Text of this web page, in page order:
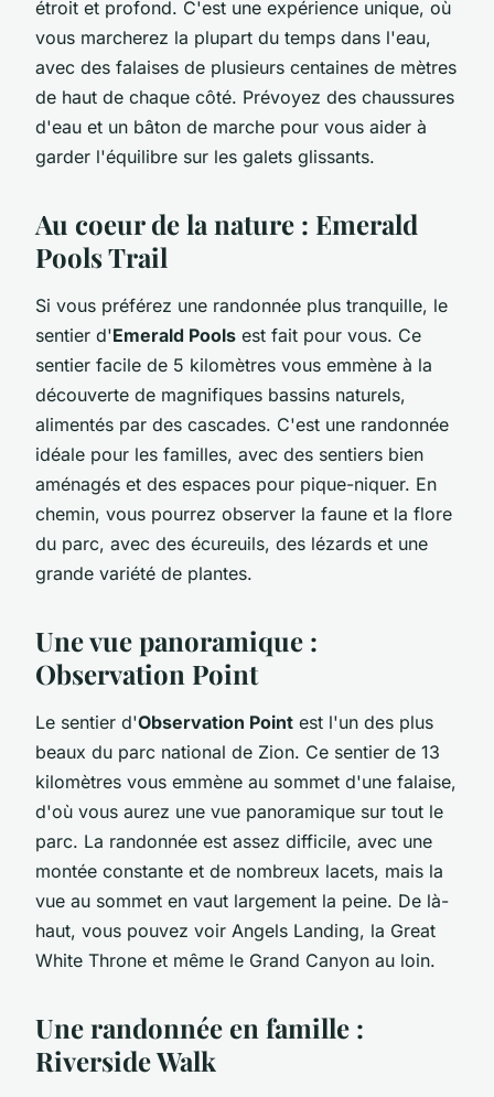
étroit et profond. C'est une expérience unique, où
vous marcherez la plupart du temps dans l'eau,
avec des falaises de plusieurs centaines de mètres
de haut de chaque côté. Prévoyez des chaussures
d'eau et un bâton de marche pour vous aider à
garder l'équilibre sur les galets glissants.
Au coeur de la nature : Emerald
Pools Trail
Si vous préférez une randonnée plus tranquille, le
sentier d'Emerald Pools est fait pour vous. Ce
sentier facile de 5 kilomètres vous emmène à la
découverte de magnifiques bassins naturels,
alimentés par des cascades. C'est une randonnée
idéale pour les familles, avec des sentiers bien
aménagés et des espaces pour pique-niquer. En
chemin, vous pourrez observer la faune et la flore
du parc, avec des écureuils, des lézards et une
grande variété de plantes.
Une vue panoramique :
Observation Point
Le sentier d'Observation Point est l'un des plus
beaux du parc national de Zion. Ce sentier de 13
kilomètres vous emmène au sommet d'une falaise,
d'où vous aurez une vue panoramique sur tout le
parc. La randonnée est assez difficile, avec une
montée constante et de nombreux lacets, mais la
vue au sommet en vaut largement la peine. De là-
haut, vous pouvez voir Angels Landing, la Great
White Throne et même le Grand Canyon au loin.
Une randonnée en famille :
Riverside Walk